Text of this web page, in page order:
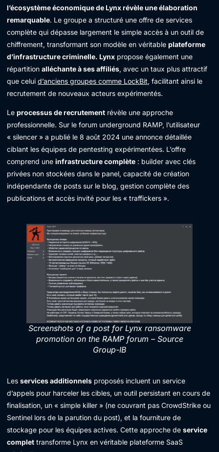
l’écosystème économique de Lynx révèle une élaboration
remarquable. Le groupe a structuré une offre de services
complète qui dépasse largement le simple accès à un outil de
chiffrement, transformant son modèle en véritable plateforme
d’infrastructure criminelle. Lynx propose également une
répartition alléchante à ses affiliés, avec un taux plus attractif
que celui d’anciens groupes comme LockBit, facilitant ainsi le
recrutement de nouveaux acteurs expérimentés.
Le processus de recrutement révèle une approche
professionnelle. Sur le forum underground RAMP, l’utilisateur
« silencer » a publié le 8 août 2024 une annonce détaillée
ciblant les équipes de pentesting expérimentées. L’offre
comprend une infrastructure complète : builder avec clés
privées non stockées dans le panel, capacité de création
indépendante de posts sur le blog, gestion complète des
publications et accès invité pour les « traffickers ».
Screenshots of a post for Lynx ransomware
promotion on the RAMP forum – Source
Group-IB
Les services additionnels proposés incluent un service
d’appels pour harceler les cibles, un outil persistant en cours de
finalisation, un « simple killer » (ne couvrant pas CrowdStrike ou
Sentinel lors de la parution du post), et la fourniture de
stockage pour les équipes actives. Cette approche de service
complet transforme Lynx en véritable plateforme SaaS